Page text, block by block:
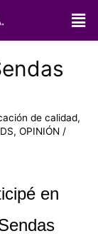
de calidad,
, OPINIÓN /
en